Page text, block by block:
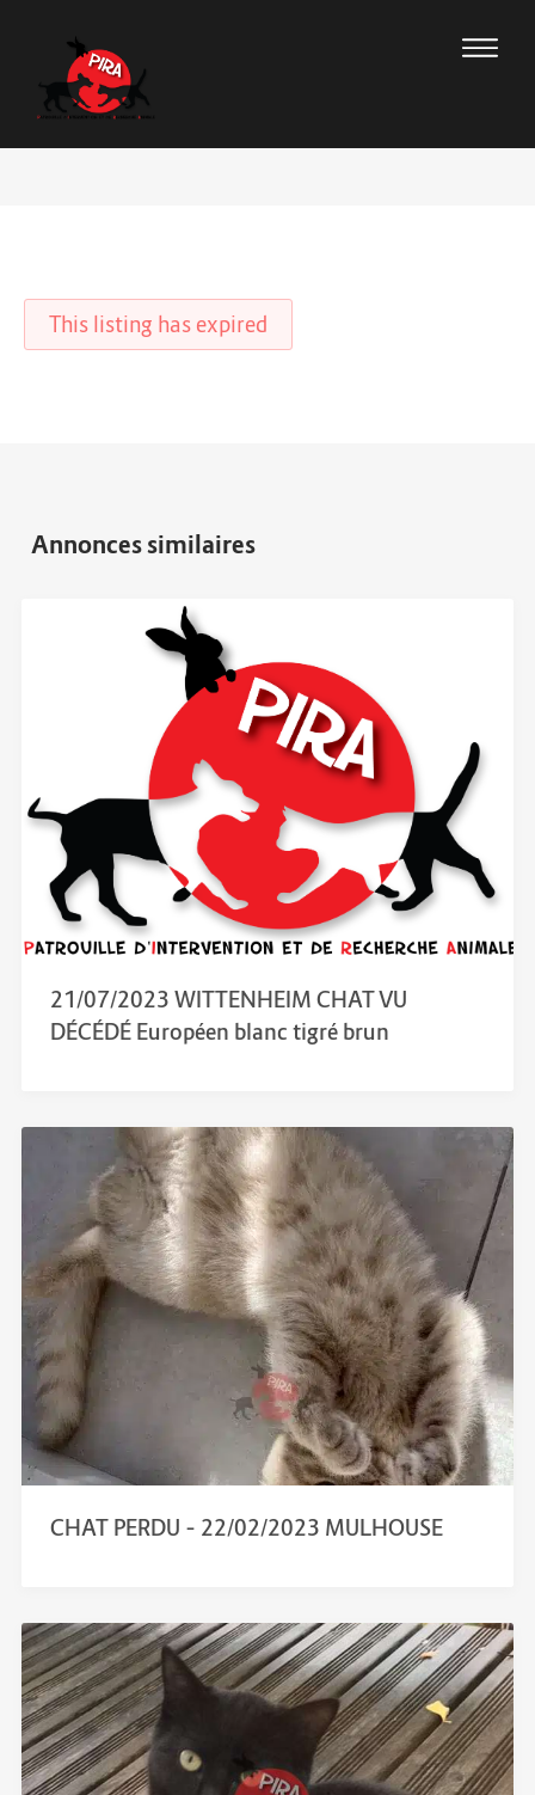
This listing has expired
21/07/2023 WITTENHEIM CHAT VU
DÉCÉDÉ Européen blanc tigré brun
CHAT PERDU – 22/02/2023 MULHOUSE